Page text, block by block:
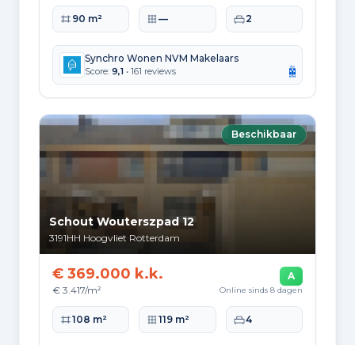
Woonoppervlakte
90 m² Perceeloppervlakte
— Slaapkamers
2
Synchro Wonen NVM Makelaars
Score: 9,1 • 161 reviews
Beschikbaar
Schout Wouterszpad 12
3191HH Hoogvliet Rotterdam
€ 369.000 k.k.
€ 3.417/m²
A
Online sinds 8 dagen
Woonoppervlakte
108 m² Perceeloppervlakte
119 m² Slaapkamers
4